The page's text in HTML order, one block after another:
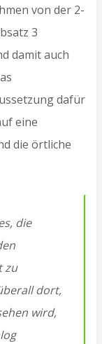
von der 2-
3
damit auch
dafür
eine
die örtliche
die
zu
dort,
wird,